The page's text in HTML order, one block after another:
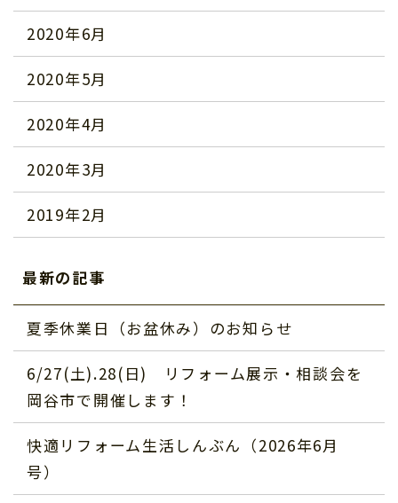
2020年6月
2020年5月
2020年4月
2020年3月
2019年2月
最新の記事
夏季休業日（お盆休み）のお知らせ
6/27(土).28(日) リフォーム展示・相談会を
岡谷市で開催します！
快適リフォーム生活しんぶん（2026年6月
号）